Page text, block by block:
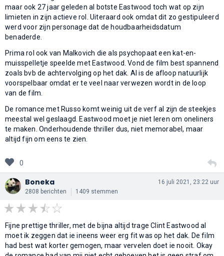
maar ook 27 jaar geleden al botste Eastwood toch wat op zijn
limieten in zijn actieve rol. Uiteraard ook omdat dit zo gestipuleerd
werd voor zijn personage dat de houdbaarheidsdatum
benaderde.
Prima rol ook van Malkovich die als psychopaat een kat-en-
muisspelletje speelde met Eastwood. Vond de film best spannend
zoals bvb de achtervolging op het dak. Al is de afloop natuurlijk
voorspelbaar omdat er te veel naar verwezen wordt in de loop
van de film.
De romance met Russo komt weinig uit de verf al zijn de steekjes
meestal wel geslaagd. Eastwood moet je niet leren om oneliners
te maken. Onderhoudende thriller dus, niet memorabel, maar
altijd fijn om eens te zien.
0
Boneka
2808 berichten 1409 stemmen
16 juli 2021, 23:22 uur
Fijne prettige thriller, met de bijna altijd trage Clint Eastwood al
moet ik zeggen dat ie ineens weer erg fit was op het dak. De film
had best wat korter gemogen, maar vervelen doet ie nooit. Okay